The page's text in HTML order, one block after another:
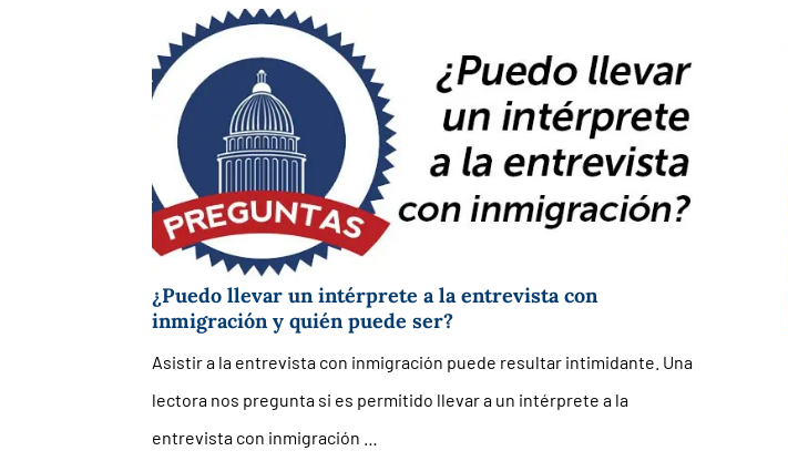
¿Puedo llevar un intérprete a la entrevista con
inmigración y quién puede ser?
Asistir a la entrevista con inmigración puede resultar intimidante. Una
lectora nos pregunta si es permitido llevar a un intérprete a la
entrevista con inmigración …